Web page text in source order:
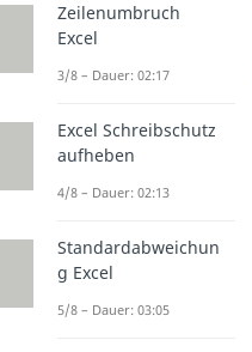
Zeilenumbruch
Excel
3/8 – Dauer: 02:17
Excel Schreibschutz
aufheben
4/8 – Dauer: 02:13
Standardabweichun
g Excel
5/8 – Dauer: 03:05